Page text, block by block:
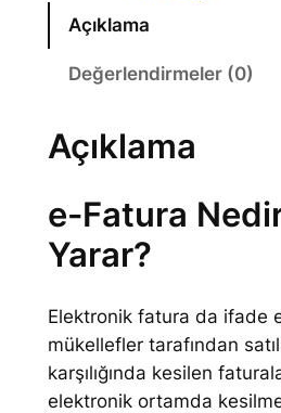
Açıklama
Değerlendirmeler (0)
Açıklama
e-Fatura
Yarar?
Elektronik fatura da ifade
mükellefler tarafından
karşılığında kesilen
elektronik ortamda